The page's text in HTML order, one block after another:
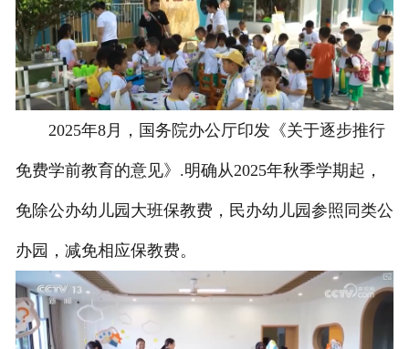
联系我们
2025年8月，国务院办公厅印发《关于逐步推行
免费学前教育的意见》.明确从2025年秋季学期起，
免除公办幼儿园大班保教费，民办幼儿园参照同类公
办园，减免相应保教费。